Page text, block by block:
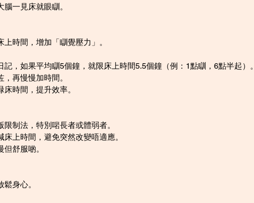
腦一見床就眼瞓。
上時間，增加「瞓覺壓力」。
記，如果平均瞓5個鐘，就限床上時間5.5個鐘（例：1點瞓，6點半起）。
，再慢慢加時間。
床時間，提升效率。
限制法，特別啱長者或體弱者。
床上時間，避免突然改變唔適應。
舒服啲。
身心。